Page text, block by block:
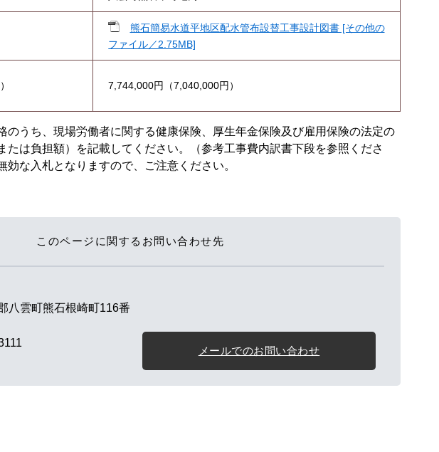
熊石簡易水道平地区配水管布設替工事設計図書 [その他の
ファイル／2.75MB]
7,744,000円（7,040,000円）
うち、現場労働者に関する健康保険、厚生年金保険及び雇用保険の法定の
たは負担額）を記載してください。（参考工事費内訳書下段を参照くださ
、無効な入札となりますので、ご注意ください。
このページに関するお問い合わせ先
八雲町熊石根崎町116番
メールでのお問い合わせ